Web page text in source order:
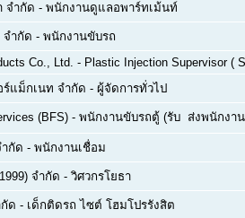
จำกัด - พนักงานดูแลอพาร์ทเม้นท์
ำกัด - พนักงานขับรถ
Co., Ltd. - Plastic Injection Supervisor (
แม็กเนท จำกัด - ผู้จัดการทั่วไป
(BFS) - พนักงานขับรถตู้ (รับ  ส่งพนักงา
กัด - พนักงานเชื่อม
จำกัด - วิศวกรโยธา
ด - เด็กติดรถ ไซต์ โฮมโปรรังสิต